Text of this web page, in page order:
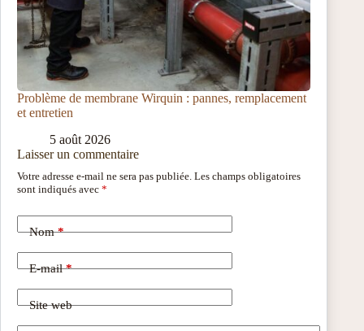
Problème de membrane Wirquin : pannes, remplacement
et entretien
5 août 2026
Laisser un commentaire
Votre adresse e-mail ne sera pas publiée. Les champs obligatoires
sont indiqués avec *
Nom*
E-mail*
Site web